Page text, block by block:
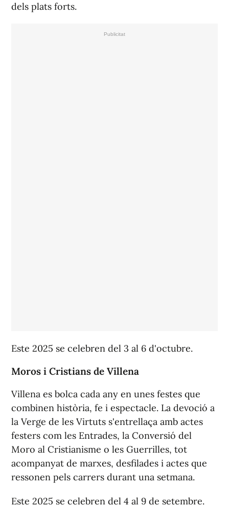
dels plats forts.
Este 2025 se celebren del 3 al 6 d'octubre.
Moros i Cristians de Villena
Villena es bolca cada any en unes festes que
combinen història, fe i espectacle. La devoció a
la Verge de les Virtuts s'entrellaça amb actes
festers com les Entrades, la Conversió del
Moro al Cristianisme o les Guerrilles, tot
acompanyat de marxes, desfilades i actes que
ressonen pels carrers durant una setmana.
Este 2025 se celebren del 4 al 9 de setembre.